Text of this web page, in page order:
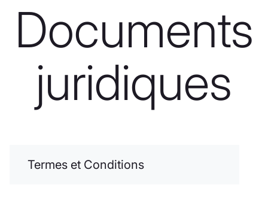
Documents
juridiques
Termes et Conditions